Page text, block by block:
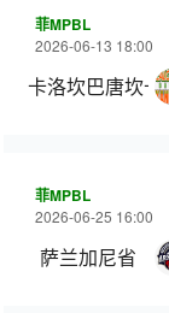
菲MPBL
2026-06-13 18:00
卡洛坎巴唐坎卡
菲MPBL
2026-06-25 16:00
萨兰加尼省